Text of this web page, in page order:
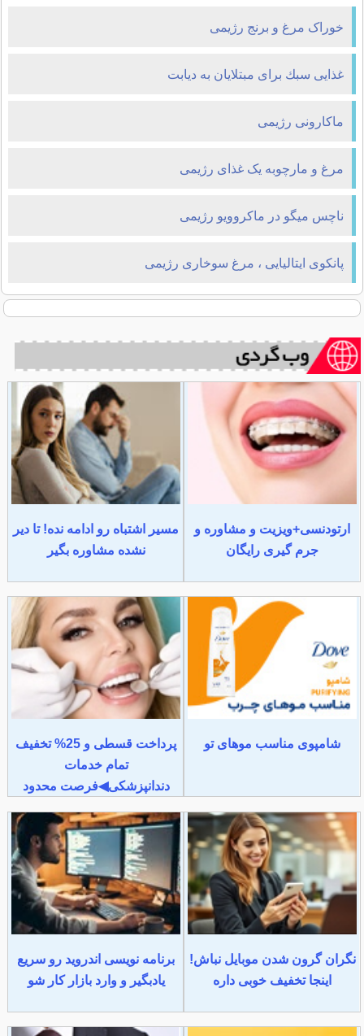
خوراک مرغ و برنج رژیمی
غذایی سبك برای مبتلایان به دیابت
ماکارونی رژیمی
مرغ و مارچوبه یک غذای رژیمی
ناچس میگو در ماکروویو رژیمی
پانکوی ایتالیایی ، مرغ سوخاری رژیمی
ارتودنسی+ویزیت و مشاوره و
جرم گیری رایگان
مسیر اشتباه رو ادامه نده! تا دیر
نشده مشاوره بگیر
شامپوی مناسب موهای تو
پرداخت قسطی و 25% تخفیف
تمام خدمات
دندانپزشکی◀فرصت محدود
نگران گرون شدن موبایل نباش!
اینجا تخفیف خوبی داره
برنامه نویسی اندروید رو سریع
یادبگیر و وارد بازار کار شو